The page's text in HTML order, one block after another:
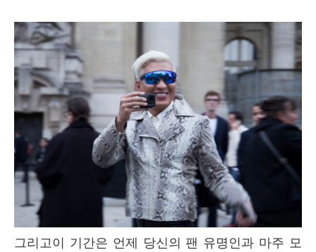
그리고이 기간은 언제 당신의 팬 유명인과 마주 모